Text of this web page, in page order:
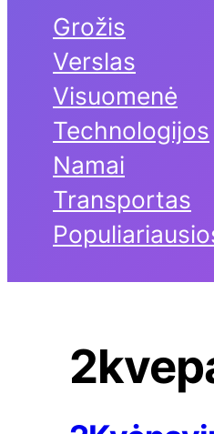
Grožis
Verslas
Visuomenė
Technologijos
Namai
Transportas